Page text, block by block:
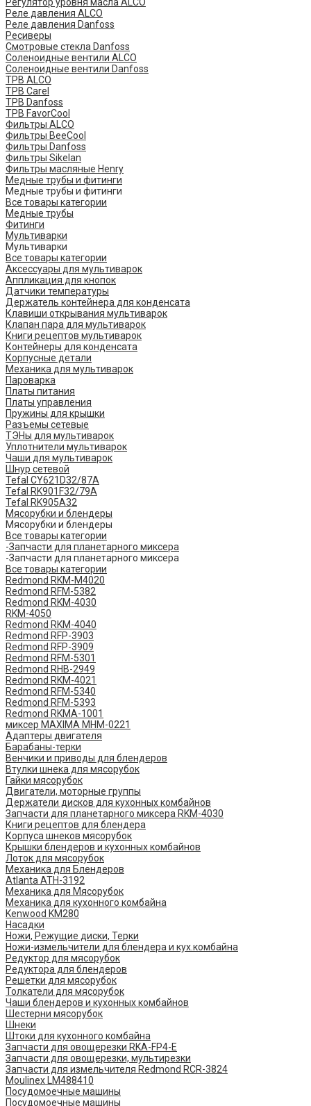
Реле давления ALCO
Реле давления Danfoss
Ресиверы
Смотровые стекла Danfoss
Соленоидные вентили ALCO
Соленоидные вентили Danfoss
ТРВ ALCO
ТРВ Carel
ТРВ Danfoss
ТРВ FavorCool
Фильтры ALCO
Фильтры BeeCool
Фильтры Danfoss
Фильтры Sikelan
Фильтры масляные Henry
Медные трубы и фитинги
Медные трубы и фитинги
Все товары категории
Медные трубы
Фитинги
Мультиварки
Мультиварки
Все товары категории
Аксессуары для мультиварок
Аппликация для кнопок
Датчики температуры
Держатель контейнера для конденсата
Клавиши открывания мультиварок
Клапан пара для мультиварок
Книги рецептов мультиварок
Контейнеры для конденсата
Корпусные детали
Механика для мультиварок
Пароварка
Платы питания
Платы управления
Пружины для крышки
Разъемы сетевые
ТЭНы для мультиварок
Уплотнители мультиварок
Чаши для мультиварок
Шнур сетевой
Tefal CY621D32/87A
Tefal RK901F32/79A
Tefal RK905A32
Мясорубки и блендеры
Мясорубки и блендеры
Все товары категории
-Запчасти для планетарного миксера
-Запчасти для планетарного миксера
Все товары категории
Redmond RKM-M4020
Redmond RFM-5382
Redmond RKM-4030
RKM-4050
Redmond RKM-4040
Redmond RFP-3903
Redmond RFP-3909
Redmond RFM-5301
Redmond RHB-2949
Redmond RKM-4021
Redmond RFM-5340
Redmond RFM-5393
Redmond RKMA-1001
миксер MAXIMA MHM-0221
Адаптеры двигателя
Барабаны-терки
Венчики и приводы для блендеров
Втулки шнека для мясорубок
Гайки мясорубок
Двигатели, моторные группы
Держатели дисков для кухонных комбайнов
Запчасти для планетарного миксера RKM-4030
Книги рецептов для блендера
Корпуса шнеков мясорубок
Крышки блендеров и кухонных комбайнов
Лоток для мясорубок
Механика для Блендеров
Atlanta ATH-3192
Механика для Мясорубок
Механика для кухонного комбайна
Kenwood KM280
Насадки
Ножи, Режущие диски, Терки
Ножи-измельчители для блендера и кух.комбайна
Редуктор для мясорубок
Редуктора для блендеров
Решетки для мясорубок
Толкатели для мясорубок
Чаши блендеров и кухонных комбайнов
Шестерни мясорубок
Шнеки
Штоки для кухонного комбайна
Запчасти для овощерезки RKA-FP4-E
Запчасти для овощерезки, мультирезки
Запчасти для измельчителя Redmond RCR-3824
Moulinex LM488410
Посудомоечные машины
Посудомоечные машины